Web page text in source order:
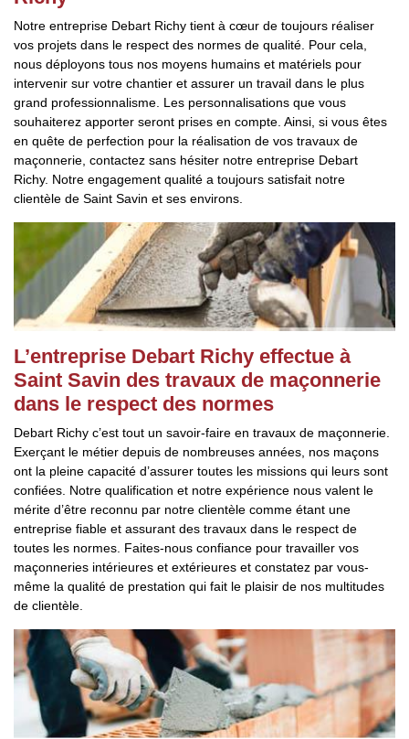
Notre entreprise Debart Richy tient à cœur de toujours réaliser
vos projets dans le respect des normes de qualité. Pour cela,
nous déployons tous nos moyens humains et matériels pour
intervenir sur votre chantier et assurer un travail dans le plus
grand professionnalisme. Les personnalisations que vous
souhaiterez apporter seront prises en compte. Ainsi, si vous êtes
en quête de perfection pour la réalisation de vos travaux de
maçonnerie, contactez sans hésiter notre entreprise Debart
Richy. Notre engagement qualité a toujours satisfait notre
clientèle de Saint Savin et ses environs.
L’entreprise Debart Richy effectue à
Saint Savin des travaux de maçonnerie
dans le respect des normes
Debart Richy c’est tout un savoir-faire en travaux de maçonnerie.
Exerçant le métier depuis de nombreuses années, nos maçons
ont la pleine capacité d’assurer toutes les missions qui leurs sont
confiées. Notre qualification et notre expérience nous valent le
mérite d’être reconnu par notre clientèle comme étant une
entreprise fiable et assurant des travaux dans le respect de
toutes les normes. Faites-nous confiance pour travailler vos
maçonneries intérieures et extérieures et constatez par vous-
même la qualité de prestation qui fait le plaisir de nos multitudes
de clientèle.